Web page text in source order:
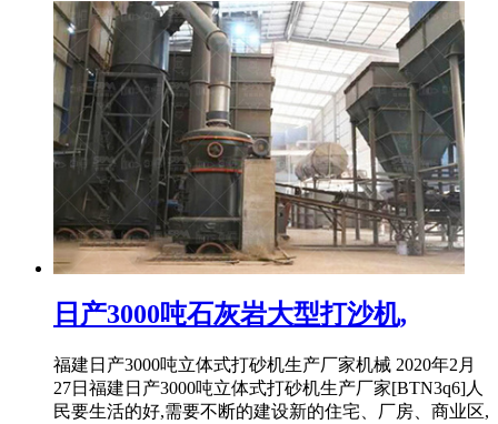
日产3000吨石灰岩大型打沙机,
福建日产3000吨立体式打砂机生产厂家机械 2020年2月
27日福建日产3000吨立体式打砂机生产厂家[BTN3q6]人
民要生活的好,需要不断的建设新的住宅、厂房、商业区,